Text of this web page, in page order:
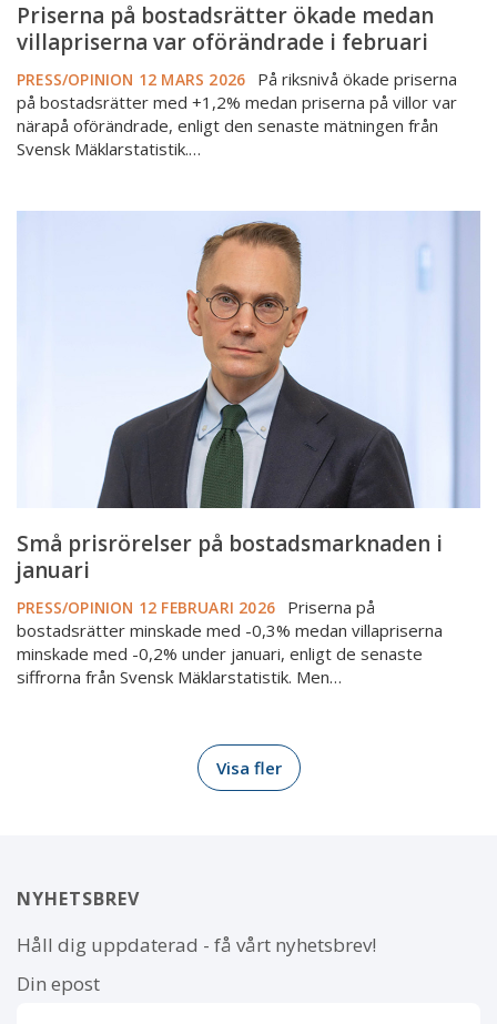
Priserna på bostadsrätter ökade medan
villapriserna var oförändrade i februari
PRESS/OPINION 12 MARS 2026
På riksnivå ökade priserna
på bostadsrätter med +1,2% medan priserna på villor var
närapå oförändrade, enligt den senaste mätningen från
Svensk Mäklarstatistik.…
Små
Små prisrörelser på bostadsmarknaden i
januari
PRESS/OPINION 12 FEBRUARI 2026
Priserna på
bostadsrätter minskade med -0,3% medan villapriserna
minskade med -0,2% under januari, enligt de senaste
siffrorna från Svensk Mäklarstatistik. Men…
Visa fler
NYHETSBREV
Håll dig uppdaterad - få vårt nyhetsbrev!
Din epost